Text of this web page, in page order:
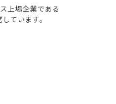
上場企業である
ています。